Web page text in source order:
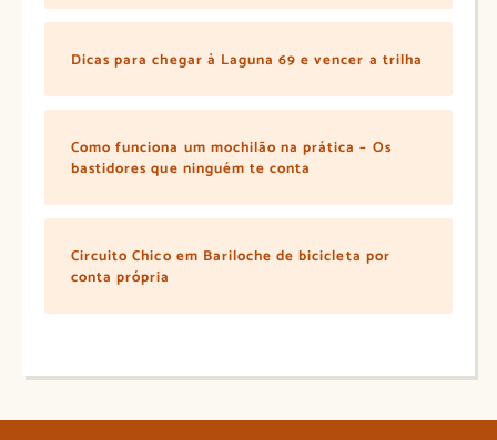
Dicas para chegar à Laguna 69 e vencer a trilha
Como funciona um mochilão na prática – Os
bastidores que ninguém te conta
Circuito Chico em Bariloche de bicicleta por
conta própria